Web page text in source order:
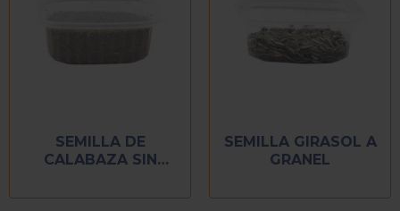
SEMILLA DE
CALABAZA SIN
SEMILLA GIRASOL A
GRANEL